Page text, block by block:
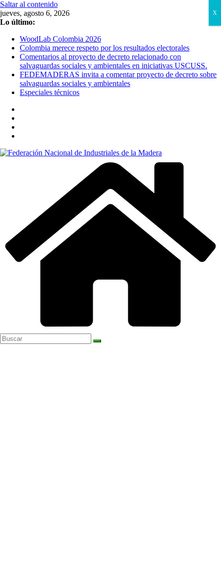
Saltar al contenido
jueves, agosto 6, 2026
Lo último:
WoodLab Colombia 2026
Colombia merece respeto por los resultados electorales
Comentarios al proyecto de decreto relacionado con
salvaguardas sociales y ambientales en iniciativas USCUSS.
FEDEMADERAS invita a comentar proyecto de decreto sobre
salvaguardas sociales y ambientales
Especiales técnicos
X